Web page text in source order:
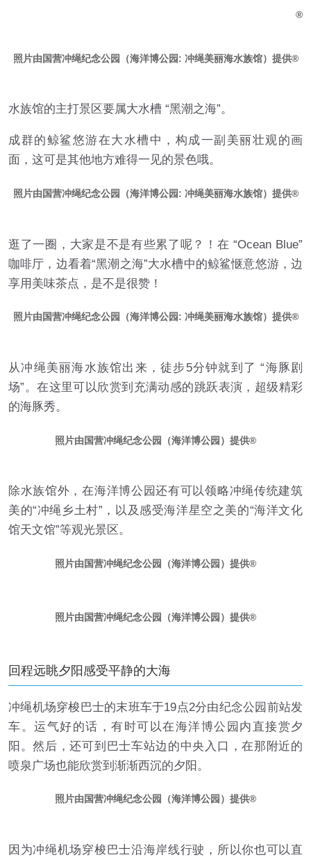
照片由国营冲绳纪念公园（海洋博公园: 冲绳美丽海水族馆）提供
水族馆的主打景区要属大水槽 “黑潮之海”。
成群的鲸鲨悠游在大水槽中，构成一副美丽壮观的画
面，这可是其他地方难得一见的景色哦。
照片由国营冲绳纪念公园（海洋博公园: 冲绳美丽海水族馆）提供
逛了一圈，大家是不是有些累了呢？！在 “Ocean Blue”
咖啡厅，边看着“黑潮之海”大水槽中的鲸鲨惬意悠游，边
享用美味茶点，是不是很赞！
照片由国营冲绳纪念公园（海洋博公园: 冲绳美丽海水族馆）提供
从冲绳美丽海水族馆出来，徒步5分钟就到了 “海豚剧
场”。在这里可以欣赏到充满动感的跳跃表演，超级精彩
的海豚秀。
照片由国营冲绳纪念公园（海洋博公园）提供
除水族馆外，在海洋博公园还有可以领略冲绳传统建筑
美的“冲绳乡土村”，以及感受海洋星空之美的“海洋文化
馆天文馆”等观光景区。
照片由国营冲绳纪念公园（海洋博公园）提供
照片由国营冲绳纪念公园（海洋博公园）提供
回程远眺夕阳感受平静的大海
冲绳机场穿梭巴士的末班车于19点2分由纪念公园前站发
车。运气好的话，有时可以在海洋博公园内直接赏夕
阳。然后，还可到巴士车站边的中央入口，在那附近的
喷泉广场也能欣赏到渐渐西沉的夕阳。
照片由国营冲绳纪念公园（海洋博公园）提供
因为冲绳机场穿梭巴士沿海岸线行驶，所以你也可以直